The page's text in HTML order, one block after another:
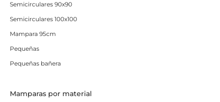
Semicirculares 90x90
Semicirculares 100x100
Mampara 95cm
Pequeñas
Pequeñas bañera
Mamparas por material